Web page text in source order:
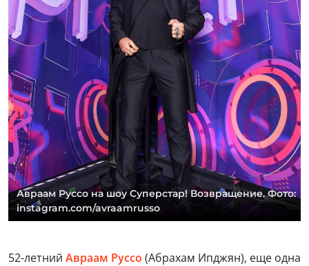
Авраам Руссо на шоу Суперстар! Возвращение. Фото:
instagram.com/avraamrusso
52-летний Авраам Руссо (Абрахам Ипджян), еще одна